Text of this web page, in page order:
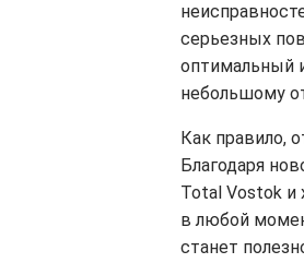
серьезных
оптимальный
небольшому
Как правило,
Благодаря
Total Vostok и
в любой
станет